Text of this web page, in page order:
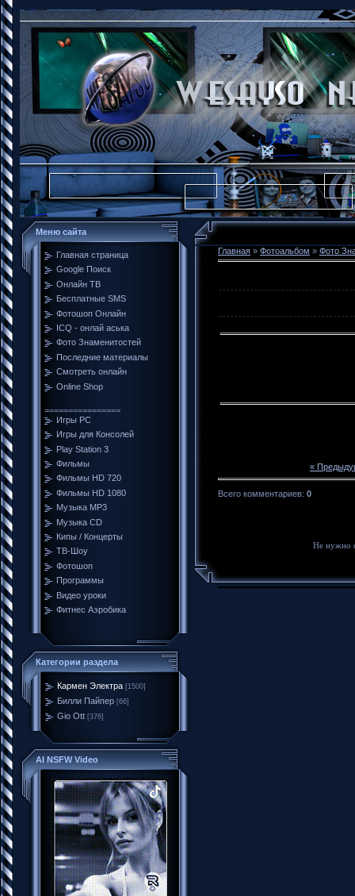
Меню сайта
Главная страница
Google Поиск
Онлайн ТВ
Бесплатные SMS
Фотошоп Онлайн
ICQ - онлай аська
Фото Знаменитостей
Последние материалы
Смотреть онлайн
Online Shop
================
Игры PC
Игры для Консолей
Play Station 3
Фильмы
Фильмы HD 720
Фильмы HD 1080
Музыка MP3
Музыка CD
Кипы / Концерты
ТВ-Шоу
Фотошоп
Программы
Видео уроки
Фитнес Аэробика
Категории раздела
Кармен Электра [1500]
Билли Пайпер [66]
Gio Ott [376]
AI NSFW Video
Главная » Фотоальбом » Фото
«
Всего комментариев: 0
Не нужно